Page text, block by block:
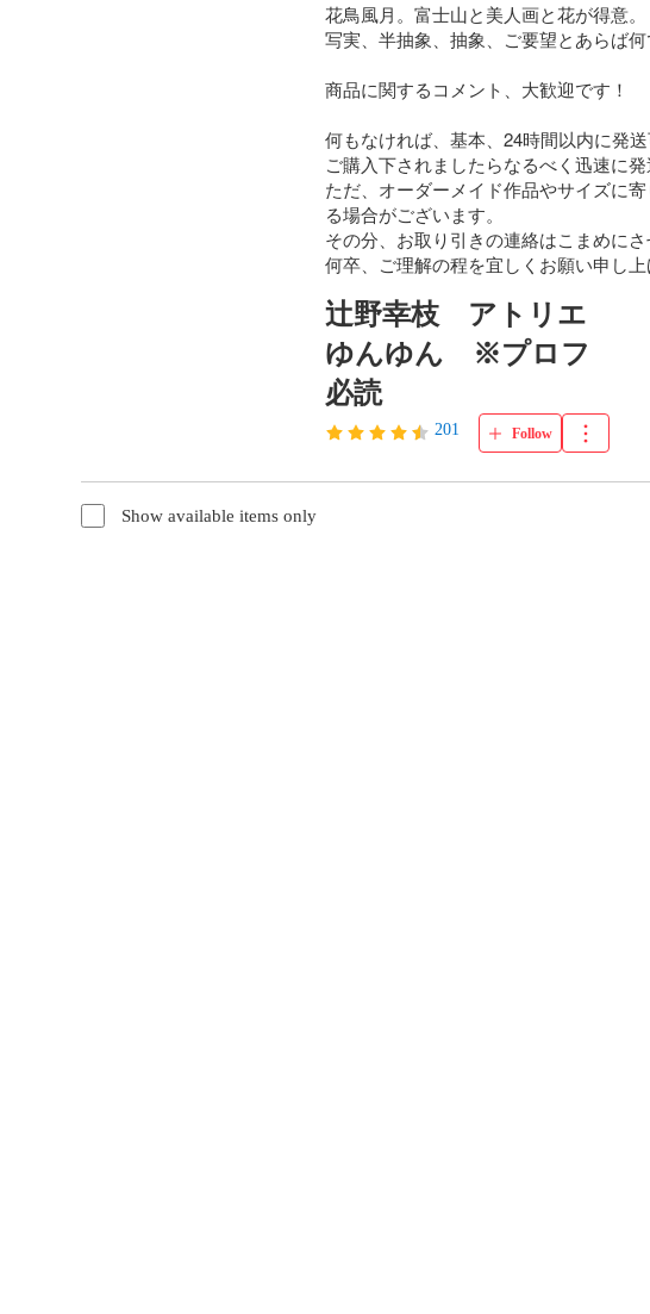
辻野幸枝 アトリエ
ゆんゆん ※プロフ
必読
201 Follow
花鳥風月。富士山と美人画と花が得意。
写実、半抽象、抽象、ご要望とあらば何
商品に関するコメント、大歓迎です！
何もなければ、基本、24時間以内に発送
ご購入下されましたらなるべく迅速に
ただ、オーダーメイド作品やサイズに
る場合がございます。
その分、お取り引きの連絡はこまめにさ
何卒、ご理解の程を宜しくお願い申し上
Show available items only